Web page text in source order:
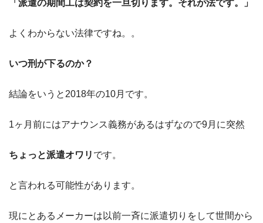
「派遣の期間工は契約を一旦切ります。それが法です。」
よくわからない法律ですね。。
いつ刑が下るのか？
結論をいうと2018年の10月です。
1ヶ月前にはアナウンス義務があるはずなので9月に突然
ちょっと派遣オワリ です。
と言われる可能性があります。
現にとあるメーカーは以前一斉に派遣切りをして世間から